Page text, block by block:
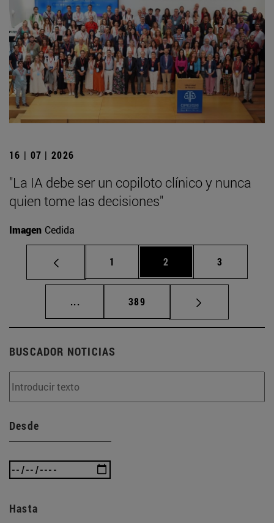
16 | 07 | 2026
"La IA debe ser un copiloto clínico y nunca
quien tome las decisiones"
Imagen Cedida
Página
1 Página
2 Página
3
... Páginas intermedias Use TAB para
Página
389
BUSCADOR NOTICIAS
Desde
Hasta